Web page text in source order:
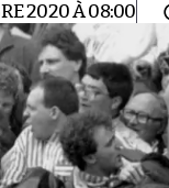
2020 À 08:00